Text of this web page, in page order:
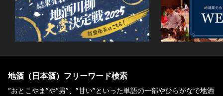
地酒（日本酒）フリーワード検索
“おとこやま”や“男”、”甘い”といった単語の一部やひらがなで地酒